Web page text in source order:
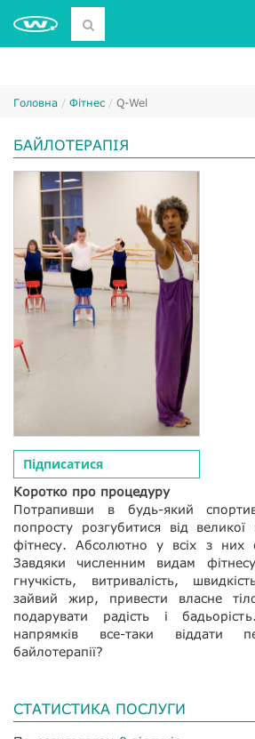
Головна Фітнес Q-Wel
БАЙЛОТЕРАПІЯ
Підписатися
Коротко про процедуру
Потрапивши в будь-який
попросту розгубитися від великої
фітнесу. Абсолютно у всіх з них
Завдяки численним видам
гнучкість, витривалість,
зайвий жир, привести власне
подарувати радість і
напрямків все-таки віддати
байлотерапії?
СТАТИСТИКА ПОСЛУГИ